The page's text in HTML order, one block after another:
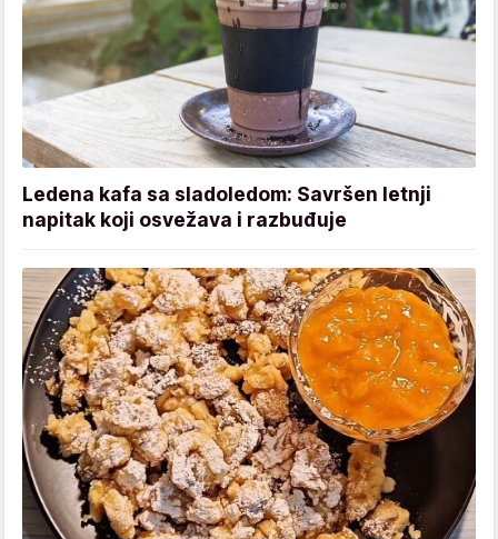
Ledena kafa sa sladoledom: Savršen letnji
napitak koji osvežava i razbuđuje